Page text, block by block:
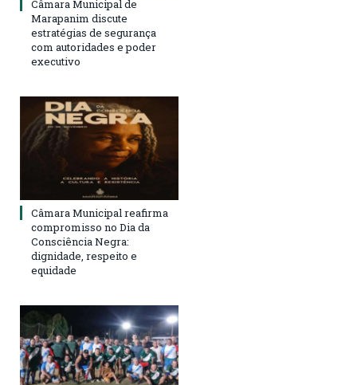
Câmara Municipal de
Marapanim discute
estratégias de segurança
com autoridades e poder
executivo
Câmara Municipal reafirma
compromisso no Dia da
Consciência Negra:
dignidade, respeito e
equidade